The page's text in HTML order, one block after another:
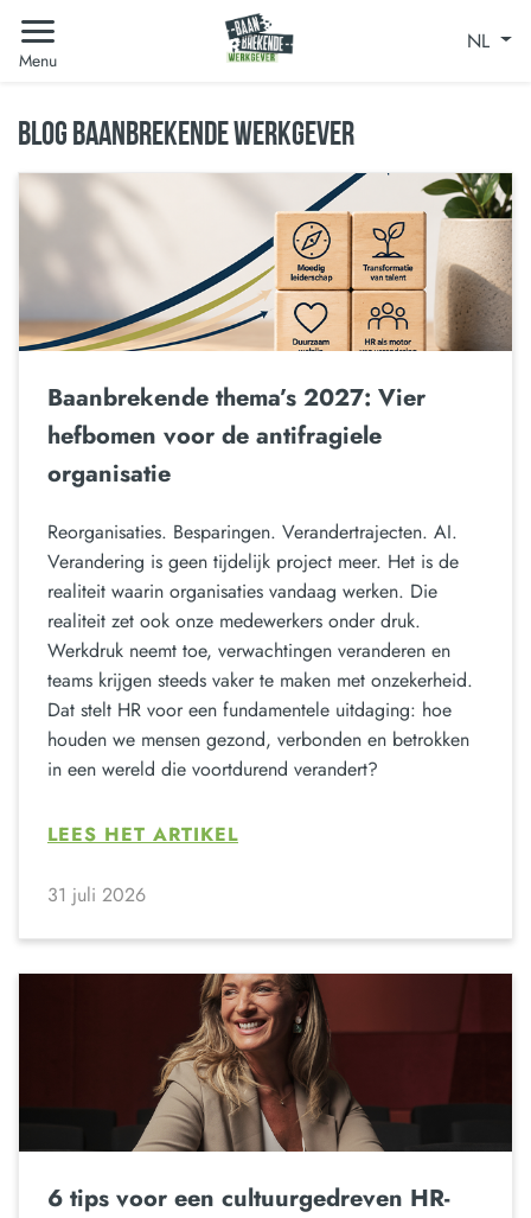
Menu
NL
BLOG BAANBREKENDE WERKGEVER
Baanbrekende thema’s 2027: Vier
hefbomen voor de antifragiele
organisatie
Reorganisaties. Besparingen. Verandertrajecten. AI.
Verandering is geen tijdelijk project meer. Het is de
realiteit waarin organisaties vandaag werken. Die
realiteit zet ook onze medewerkers onder druk.
Werkdruk neemt toe, verwachtingen veranderen en
teams krijgen steeds vaker te maken met onzekerheid.
Dat stelt HR voor een fundamentele uitdaging: hoe
houden we mensen gezond, verbonden en betrokken
in een wereld die voortdurend verandert?
LEES HET ARTIKEL
31 juli 2026
6 tips voor een cultuurgedreven HR-